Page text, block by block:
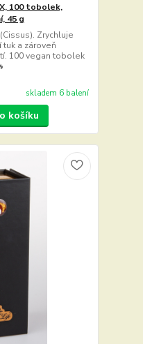
100 tobolek,
45 g
Zrychluje
a zároveň
100 vegan tobolek
skladem 6 balení
košíku